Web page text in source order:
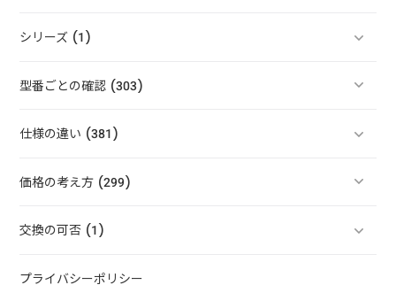
シリーズ (1)
型番ごとの確認 (303)
仕様の違い (381)
価格の考え方 (299)
交換の可否 (1)
プライバシーポリシー